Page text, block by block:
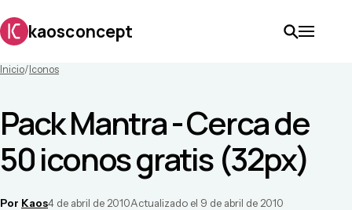
kaosconcept
Inicio/ Iconos
Pack Mantra - Cerca de
50 iconos gratis (32px)
Por Kaos4 de abril de 2010Actualizado el 9 de abril de 2010